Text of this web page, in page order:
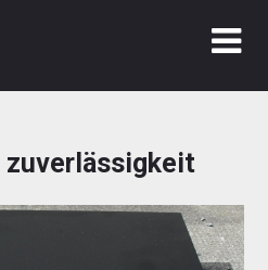
zuverlässigkeit